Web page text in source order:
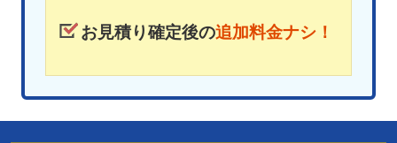
お見積り確定後の追加料金ナシ！